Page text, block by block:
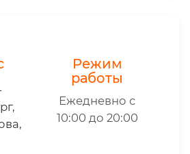
Режим
работы
Ежедневно с
10:00 до 20:00